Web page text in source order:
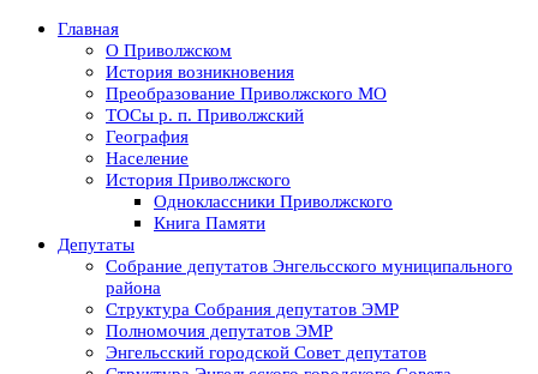
Главная
О Приволжском
История возникновения
Преобразование Приволжского МО
ТОСы р. п. Приволжский
География
Население
История Приволжского
Одноклассники Приволжского
Книга Памяти
Депутаты
Собрание депутатов Энгельсского муниципального
района
Структура Собрания депутатов ЭМР
Полномочия депутатов ЭМР
Энгельсский городской Совет депутатов